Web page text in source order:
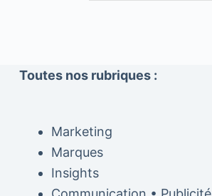
Toutes nos rubriques :
Marketing
Marques
Insights